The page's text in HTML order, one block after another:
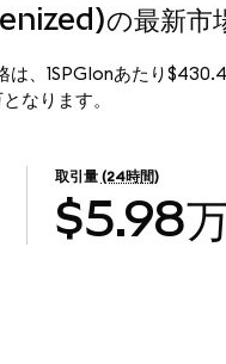
の最新市
、1SPGIonあたり
なります。
取引量 (24時間)
$5.98